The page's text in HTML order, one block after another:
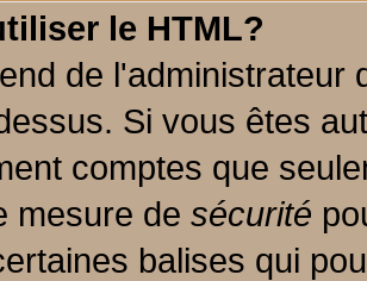
le HTML?
de l'administrateur
Si vous êtes
comptes que
mesure de sécurité
balises qui